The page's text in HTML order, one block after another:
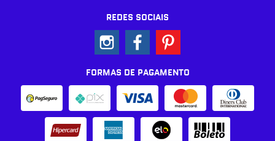
REDES SOCIAIS
FORMAS DE PAGAMENTO